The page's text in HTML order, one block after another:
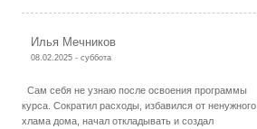
Илья Мечников
08.02.2025 - суббота
Сам себя не узнаю после освоения программы
курса. Сократил расходы, избавился от ненужного
хлама дома, начал откладывать и создал